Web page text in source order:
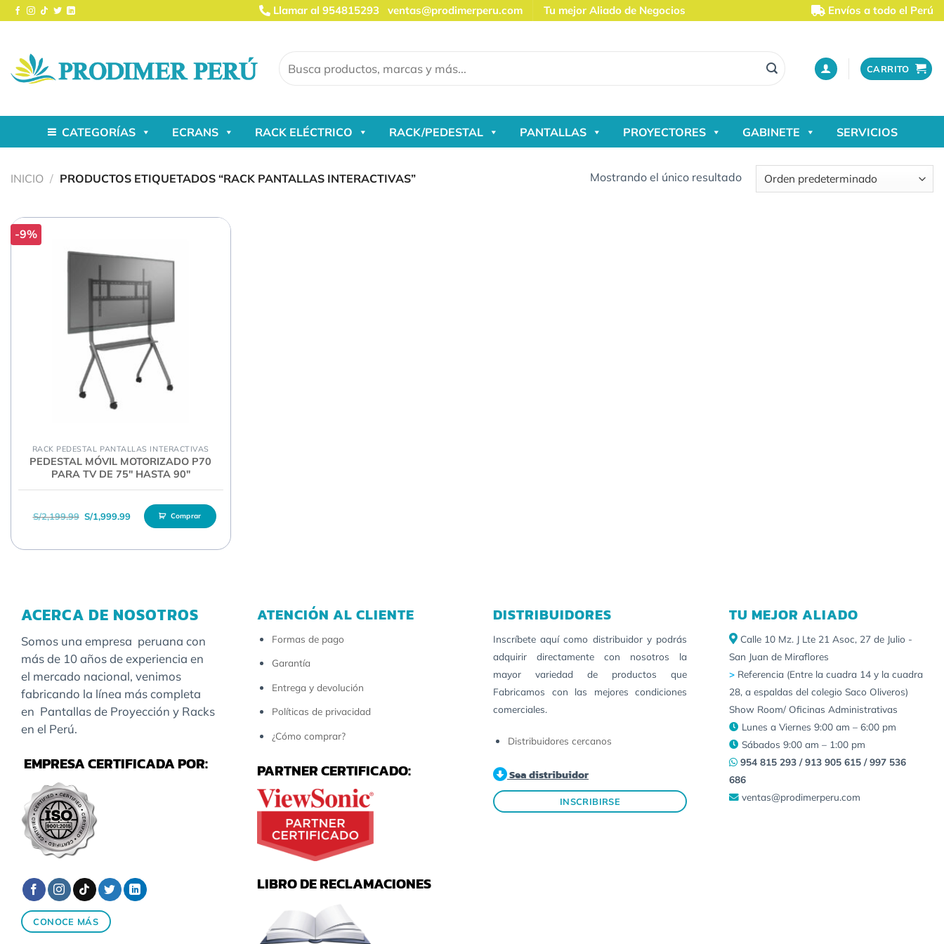
Saltar
al
Llamar al 954815293ventas@prodimerperu.com Tu mejor Aliado de Negocios Envíos a todo el Perú
por:
CARRITO
CATEGORÍAS ECRANS RACK ELÉCTRICO RACK/PEDESTAL PANTALLAS PROYECTORES GABINETE SERVICIOS
INICIO / PRODUCTOS ETIQUETADOS “RACK PANTALLAS INTERACTIVAS” Mostrando el único resultado
-9%
RACK PEDESTAL PANTALLAS INTERACTIVAS
PEDESTAL MÓVIL MOTORIZADO P70
PARA TV DE 75″ HASTA 90″
S/2,199.99 El precio original era: S/2,199.99.
S/1,999.99El precio actual es: S/1,999.99.
Comprar
ACERCA DE NOSOTROS
Somos una empresa peruana con
más de 10 años de experiencia en
el mercado nacional, venimos
fabricando la línea más completa
en Pantallas de Proyección y Racks
en el Perú.
EMPRESA CERTIFICADA POR:
CONOCE MÁS
ATENCIÓN AL CLIENTE
Formas de pago
Garantía
Entrega y devolución
Políticas de privacidad
¿Cómo comprar?
PARTNER CERTIFICADO:
LIBRO DE RECLAMACIONES
DISTRIBUIDORES
Inscríbete aquí como distribuidor y podrás
adquirir directamente con nosotros la
mayor variedad de productos que
Fabricamos con las mejores condiciones
comerciales.
Distribuidores cercanos
Sea distribuidor
INSCRIBIRSE
TU MEJOR ALIADO
Calle 10 Mz. J Lte 21 Asoc, 27 de Julio -
San Juan de Miraflores
> Referencia (Entre la cuadra 14 y la cuadra
28, a espaldas del colegio Saco Oliveros)
Show Room/ Oficinas Administrativas
Lunes a Viernes 9:00 am – 6:00 pm
Sábados 9:00 am – 1:00 pm
954 815 293 / 913 905 615 / 997 536
686
ventas@prodimerperu.com